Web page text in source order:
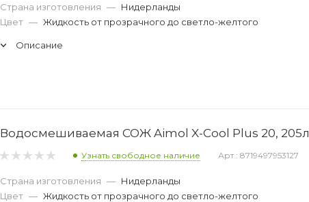
Страна изготовления — Нидерланды
Цвет — Жидкость от прозрачного до светло-желтого
Описание
Водосмешиваемая СОЖ Aimol X-Cool Plus 20, 205л
Узнать свободное наличие Арт.: 8719497953127
Страна изготовления — Нидерланды
Цвет — Жидкость от прозрачного до светло-желтого